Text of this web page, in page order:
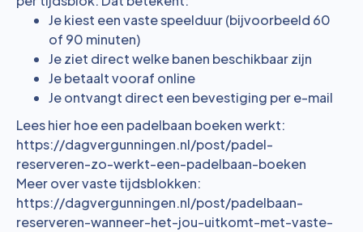
Je kiest een vaste speelduur (bijvoorbeeld 60
of 90 minuten)
Je ziet direct welke banen beschikbaar zijn
Je betaalt vooraf online
Je ontvangt direct een bevestiging per e-mail
Lees hier hoe een padelbaan boeken werkt:
https://dagvergunningen.nl/post/padel-
reserveren-zo-werkt-een-padelbaan-boeken
Meer over vaste tijdsblokken:
https://dagvergunningen.nl/post/padelbaan-
reserveren-wanneer-het-jou-uitkomt-met-vaste-